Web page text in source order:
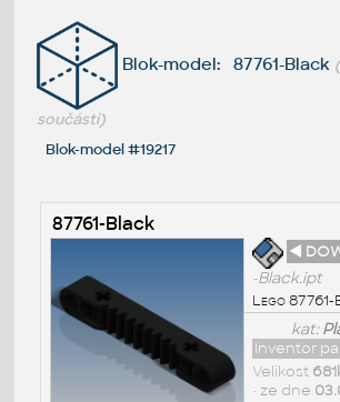
Blok-model: 87761-Black
součásti)
Blok-model #19217
87761-Black
◄
-Black.ipt
Lego
kat:
Inventor
Velikost
• ze dne